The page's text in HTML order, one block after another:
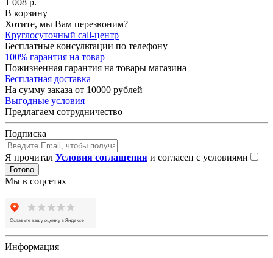
В корзину
Хотите, мы Вам перезвоним?
Круглосуточный call-центр
Бесплатные консультации по телефону
100% гарантия на товар
Пожизненная гарантия на товары магазина
Бесплатная доставка
На сумму заказа от 10000 рублей
Выгодные условия
Предлагаем сотрудничество
Подписка
Я прочитал Условия соглашения и согласен с условиями
Готово
Мы в соцсетях
Информация